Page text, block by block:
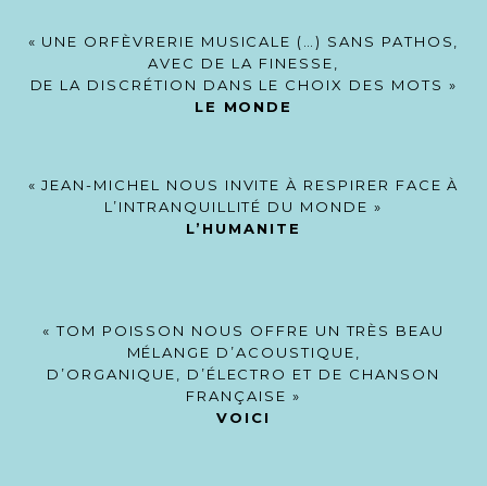
« UNE ORFÈVRERIE MUSICALE (…) SANS PATHOS,
AVEC DE LA FINESSE,
DE LA DISCRÉTION DANS LE CHOIX DES MOTS »
LE MONDE
« JEAN-MICHEL NOUS INVITE À RESPIRER FACE À
L’INTRANQUILLITÉ DU MONDE »
L’HUMANITE
« TOM POISSON NOUS OFFRE UN TRÈS BEAU
MÉLANGE D’ACOUSTIQUE,
D’ORGANIQUE, D’ÉLECTRO ET DE CHANSON
FRANÇAISE »
VOICI